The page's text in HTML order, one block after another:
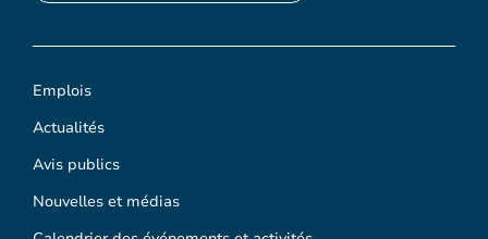
Emplois
Actualités
Avis publics
Nouvelles et médias